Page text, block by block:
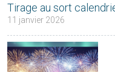
Tirage au sort
11 janvier 2026